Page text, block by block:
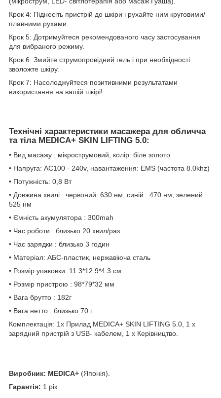
Крок 4: Піднесіть пристрій до шкіри і рухайте ним круговими/
плавними рухами.
Крок 5: Дотримуйтеся рекомендованого часу застосування
для вибраного режиму.
Крок 6: Змийте струмопровідний гель і при необхідності
зволожте шкіру.
Крок 7: Насолоджуйтеся позитивними результатами
використання на вашій шкірі!
Технічні характеристики масажера для обличча
та тіла MEDICA+ SKIN LIFTING 5.0:
• Вид масажу : мікрострумовий, колір: біле золото
• Напруга: AC100 - 240v, навантаження: EMS (частота 8.0khz)
• Потужність: 0,8 Вт
• Довжина хвилі : червоний: 630 нм, синій : 470 нм, зелений :
525 нм
• Ємність акумулятора : 300mah
• Час роботи : близько 20 хвил/раз
• Час зарядки : близько 3 годин
• Матеріал: АБС-пластик, нержавіюча сталь
• Розмір упаковки: 11.3*12.9*4.3 см
• Розмір пристрою : 98*79*32 мм
• Вага брутто : 182г
• Вага нетто : близько 70 г
Комплектація: 1x Прилад MEDICA+ SKIN LIFTING 5.0, 1 х
зарядний пристрій з USB- кабелем, 1 х Керівництво.
Виробник: MEDICA+ (Японія).
Гарантія: 1 рік